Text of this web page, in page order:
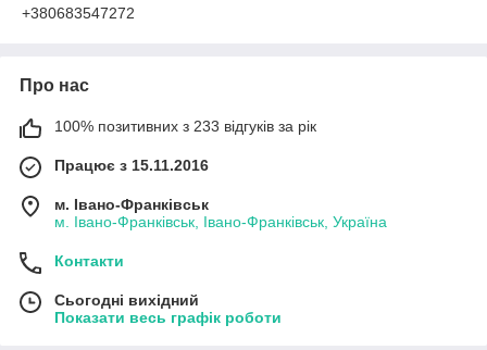
+380683547272
Про нас
100% позитивних з 233 відгуків за рік
Працює з 15.11.2016
м. Івано-Франківськ
м. Івано-Франківськ, Івано-Франківськ, Україна
Контакти
Сьогодні вихідний
Показати весь графік роботи